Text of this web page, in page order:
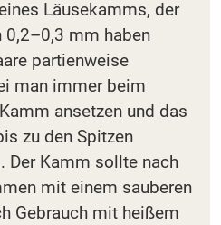
Läusekamms, der
0,2–0,3 mm haben
partienweise
man immer beim
ansetzen und das
zu den Spitzen
Der Kamm sollte nach
mit einem sauberen
Gebrauch mit heißem